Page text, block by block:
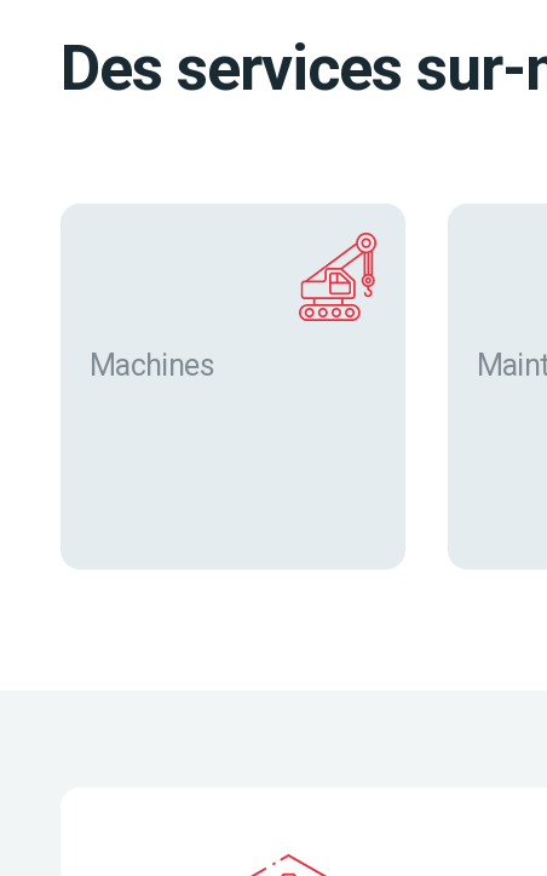
Des services
Machines